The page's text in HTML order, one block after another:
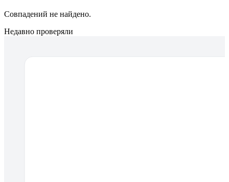
Совпадений не найдено.
Недавно проверяли